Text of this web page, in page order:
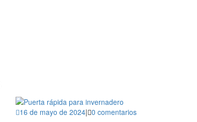
16 de mayo de 2024| 0 comentarios